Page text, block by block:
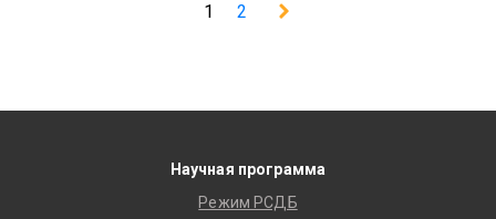
1 2
Научная программа
Режим РСДБ